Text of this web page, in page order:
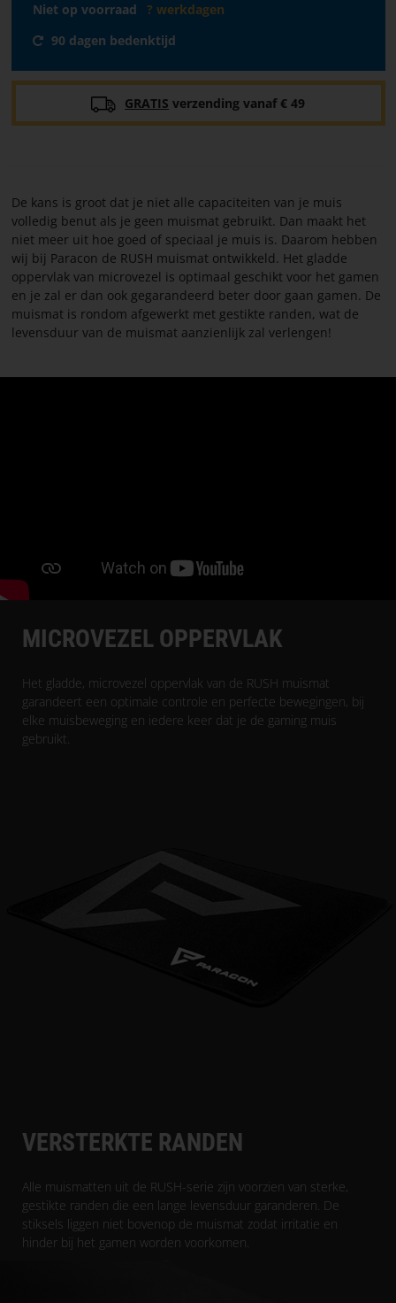
VOORWAARDEN
CONTACTEER
ONS
OVER
Niet op voorraad
? werkdagen
90 dagen bedenktijd
GRATIS verzending vanaf € 49
De kans is groot dat je niet alle capaciteiten van je muis
volledig benut als je geen muismat gebruikt. Dan maakt het
niet meer uit hoe goed of speciaal je muis is. Daarom hebben
wij bij Paracon de RUSH muismat ontwikkeld. Het gladde
oppervlak van microvezel is optimaal geschikt voor het gamen
en je zal er dan ook gegarandeerd beter door gaan gamen. De
muismat is rondom afgewerkt met gestikte randen, wat de
levensduur van de muismat aanzienlijk zal verlengen!
MICROVEZEL OPPERVLAK
Het gladde, microvezel oppervlak van de RUSH muismat
garandeert een optimale controle en perfecte bewegingen, bij
elke muisbeweging en iedere keer dat je de gaming muis
gebruikt.
VERSTERKTE RANDEN
Alle muismatten uit de RUSH-serie zijn voorzien van sterke,
gestikte randen die een lange levensduur garanderen. De
stiksels liggen niet bovenop de muismat zodat irritatie en
hinder bij het gamen worden voorkomen.